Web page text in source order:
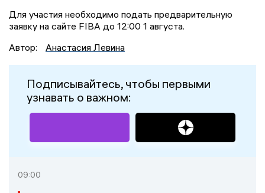
Для участия необходимо подать предварительную
заявку на сайте FIBA до 12:00 1 августа.
Автор:
Анастасия Левина
Подписывайтесь, чтобы первыми
узнавать о важном:
09:00